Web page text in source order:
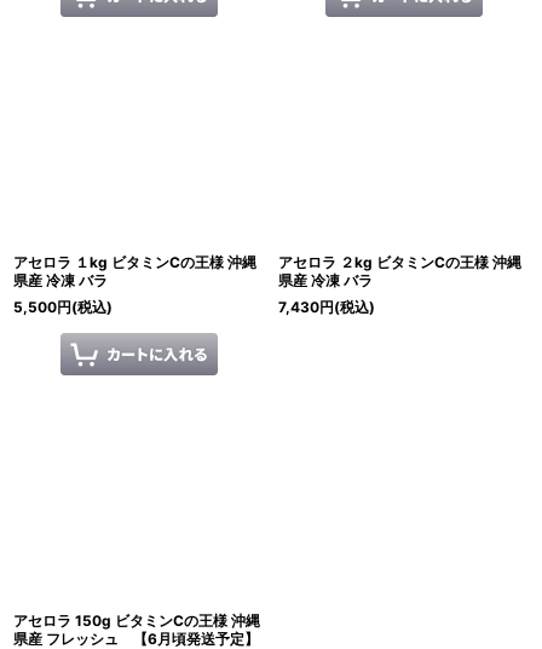
アセロラ １kg ビタミンCの王様 沖縄
県産 冷凍 バラ
5,500円(税込)
アセロラ ２kg ビタミンCの王様 沖縄
県産 冷凍 バラ
7,430円(税込)
アセロラ 150g ビタミンCの王様 沖縄
県産 フレッシュ 【6月頃発送予定】